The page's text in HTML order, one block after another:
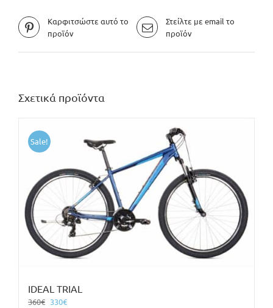
Καρφιτσώστε αυτό το
προϊόν
Στείλτε με email το
προϊόν
Σχετικά προϊόντα
Sale!
IDEAL TRIAL
360€ Original
330€Η